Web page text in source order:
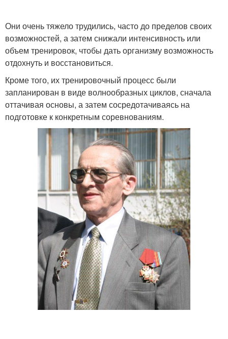
Они очень тяжело трудились, часто до пределов своих
возможностей, а затем снижали интенсивность или
объем тренировок, чтобы дать организму возможность
отдохнуть и восстановиться.
Кроме того, их тренировочный процесс были
запланирован в виде волнообразных циклов, сначала
оттачивая основы, а затем сосредотачиваясь на
подготовке к конкретным соревнованиям.